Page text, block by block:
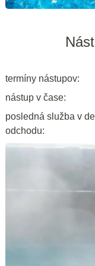
termíny nástupov:
nástup v čase:
posledná služba v
odchodu: